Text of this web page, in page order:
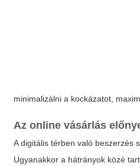
minimalizálni a kockázatot,
Az online vásárlás
A digitális térben való beszerzés
Ugyanakkor a hátrányok közé